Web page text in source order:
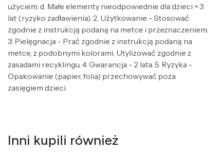
użyciem. d. Małe elementy nieodpowiednie dla dzieci < 3
lat (ryzyko zadławienia). 2. Użytkowanie - Stosować
zgodnie z instrukcją podaną na metce i przeznaczeniem.
3. Pielęgnacja - Prać zgodnie z instrukcją podaną na
metce, z podobnymi kolorami. Utylizować zgodnie z
zasadami recyklingu. 4. Gwarancja - 2 lata. 5. Ryzyka -
Opakowanie (papier, folia) przechowywać poza
zasięgiem dzieci.
Inni kupili również